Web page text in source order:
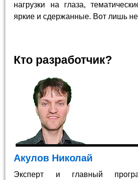
нагрузки на глаза,
яркие и сдержанные. Вот лишь
Кто разработчик?
Акулов Николай
Эксперт и главный